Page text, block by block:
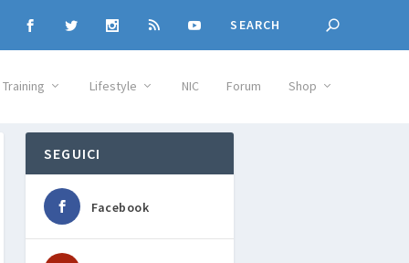
Training Lifestyle NIC Forum Shop
SEGUICI
Facebook